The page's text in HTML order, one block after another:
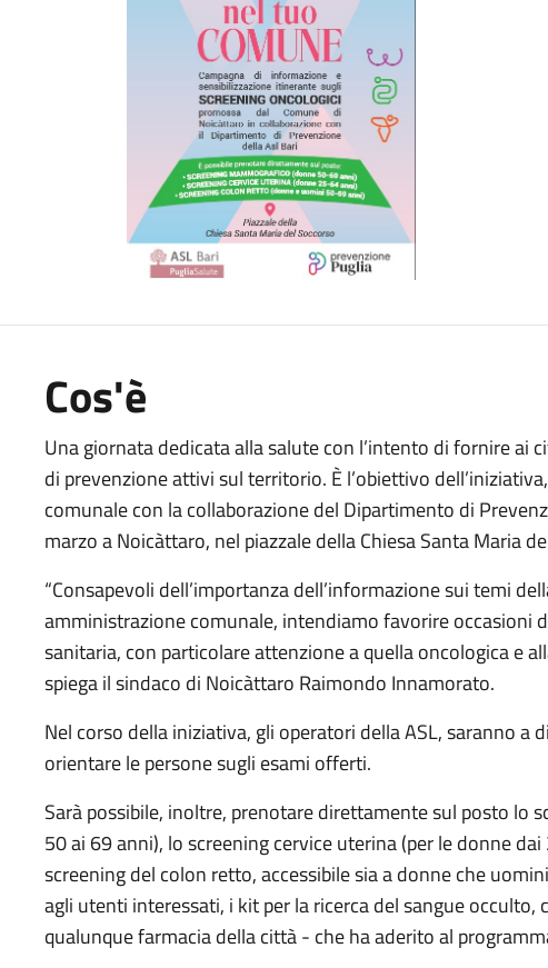
Cos'è
Una giornata dedicata alla salute con l’intento di fornire ai
di prevenzione attivi sul territorio. È l’obiettivo
comunale con la collaborazione del Dipartimento di
marzo a Noicàttaro, nel piazzale della Chiesa Santa Maria
“Consapevoli dell’importanza dell’informazione sui temi
amministrazione comunale, intendiamo favorire occasioni
sanitaria, con particolare attenzione a quella oncologica e
spiega il sindaco di Noicàttaro Raimondo Innamorato.
Nel corso della iniziativa, gli operatori della ASL, saranno
orientare le persone sugli esami offerti.
Sarà possibile, inoltre, prenotare direttamente sul posto lo
50 ai 69 anni), lo screening cervice uterina (per le donne
screening del colon retto, accessibile sia a donne che
agli utenti interessati, i kit per la ricerca del sangue occulto,
qualunque farmacia della città - che ha aderito al